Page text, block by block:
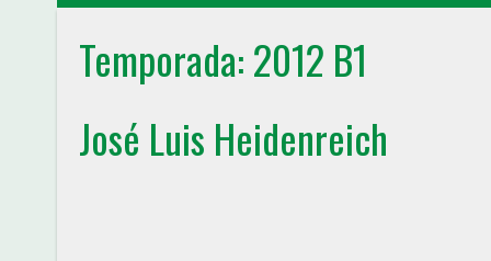
Temporada:2012 B1
José Luis Heidenreich